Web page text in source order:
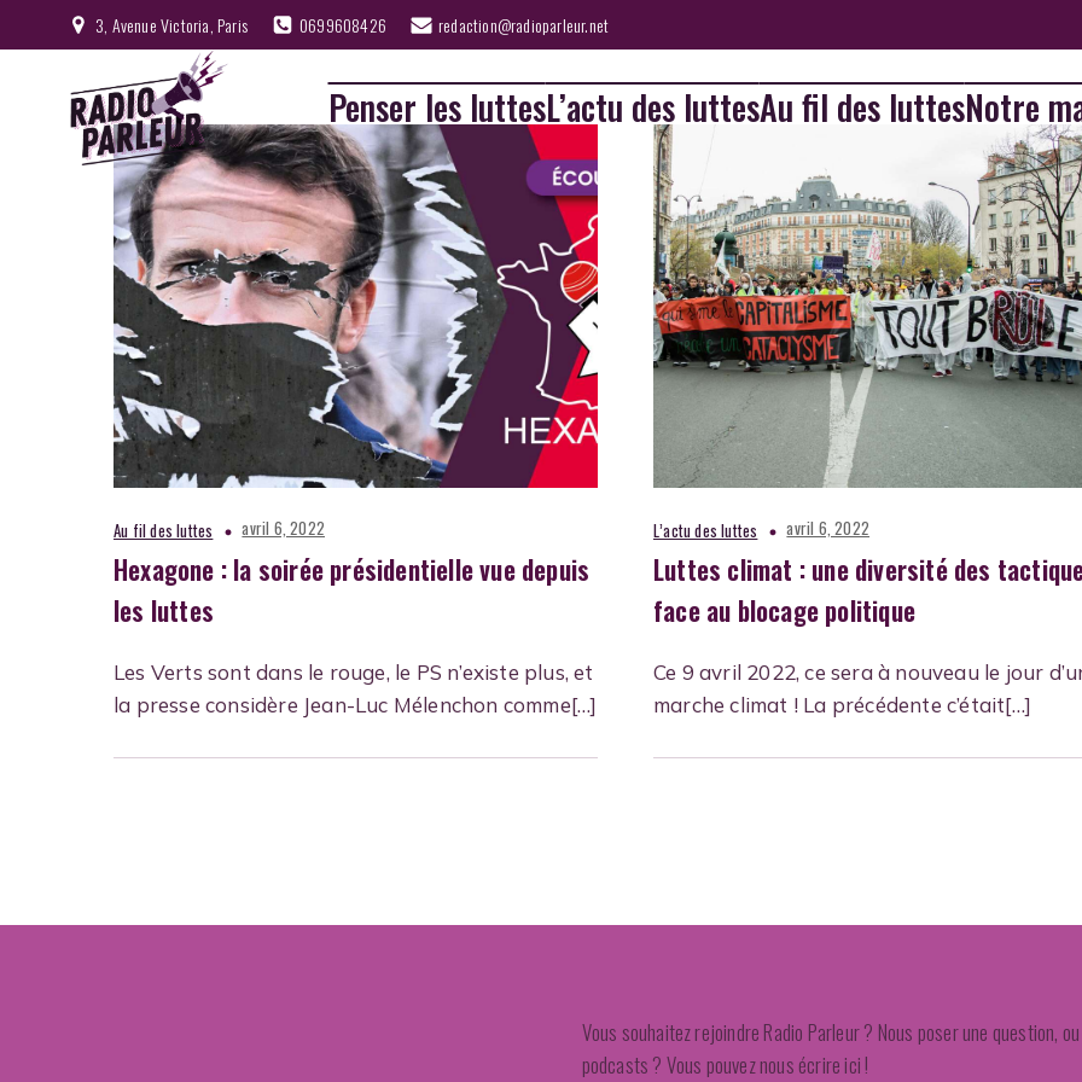
3, Avenue Victoria, Paris 0699608426 redaction@radioparleur.net
Penser les luttesL’actu des luttesAu fil des luttesNotre
Au fil des luttes avril 6, 2022
Hexagone : la soirée présidentielle vue depuis
les luttes
Les Verts sont dans le rouge, le PS n’existe plus, et
la presse considère Jean-Luc Mélenchon comme[…]
L’actu des luttes avril 6, 2022
Luttes climat : une diversité des
face au blocage politique
Ce 9 avril 2022, ce sera à nouveau le jour
marche climat ! La précédente c’était[…]
Vous souhaitez rejoindre Radio Parleur ? Nous poser une question,
podcasts ? Vous pouvez nous écrire ici !